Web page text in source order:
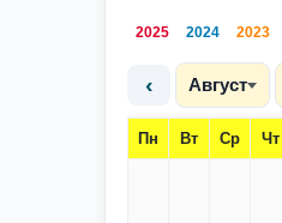
2025 2024 2023
‹ Август
Пн Вт Ср Чт